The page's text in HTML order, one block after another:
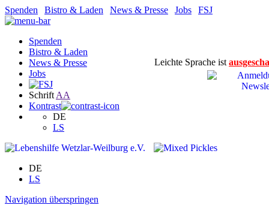
Spenden Bistro & Laden News & Presse Jobs FSJ
Spenden
Bistro & Laden
News & Presse
Jobs
Schrift AA
Kontrast
DE
LS
Leichte Sprache ist
DE
LS
Navigation überspringen